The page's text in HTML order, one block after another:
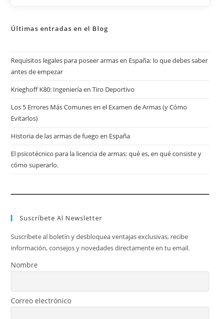
Últimas entradas en el Blog
Requisitos legales para poseer armas en España: lo que debes saber
antes de empezar
Krieghoff K80: Ingeniería en Tiro Deportivo
Los 5 Errores Más Comunes en el Examen de Armas (y Cómo
Evitarlos)
Historia de las armas de fuego en España
El psicotécnico para la licencia de armas: qué es, en qué consiste y
cómo superarlo.
Suscríbete Al Newsletter
Suscríbete al boletín y desbloquea ventajas exclusivas, recibe
información, consejos y novedades directamente en tu email.
Nombre
Correo electrónico